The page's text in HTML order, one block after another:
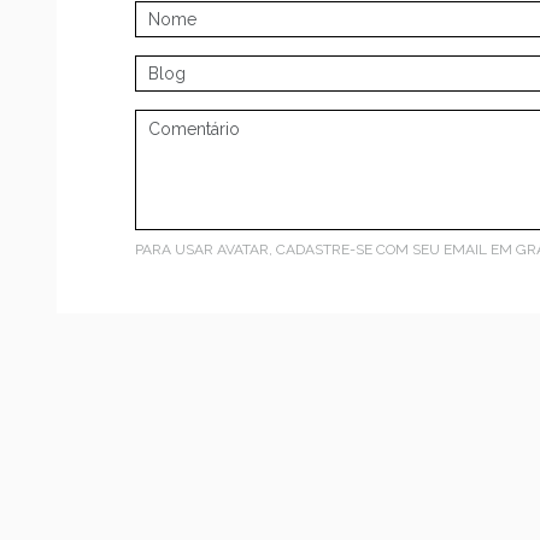
PARA USAR AVATAR, CADASTRE-SE COM SEU EMAIL EM